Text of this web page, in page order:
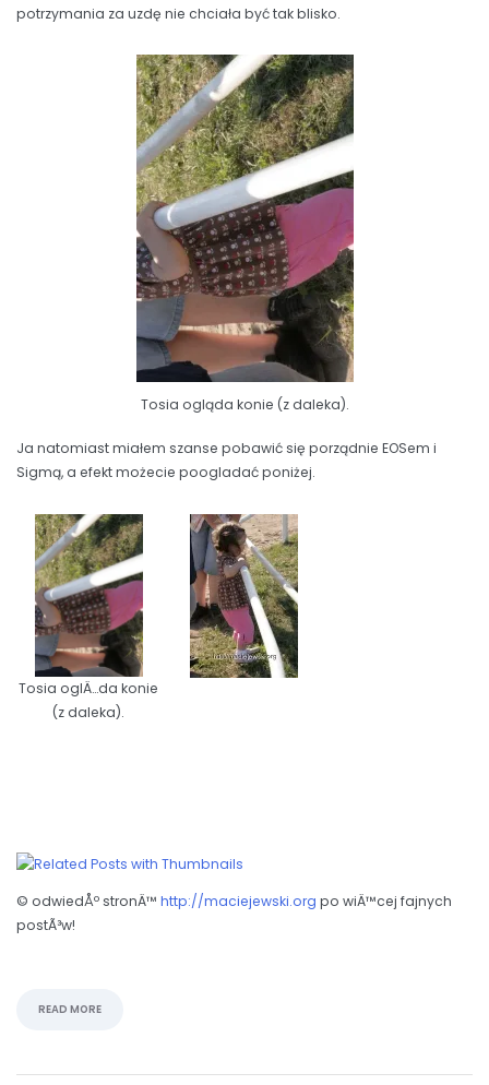
potrzymania za uzdę nie chciała być tak blisko.
Tosia ogląda konie (z daleka).
Ja natomiast miałem szanse pobawić się porządnie EOSem i
Sigmą, a efekt możecie poogladać poniżej.
Tosia oglÄ…da konie
(z daleka).
© odwiedÅº stronÄ™ http://maciejewski.org po wiÄ™cej fajnych
postÃ³w!
READ MORE